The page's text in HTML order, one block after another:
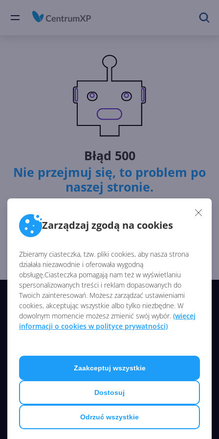
Zarządzaj zgodą na cookies
Zbieramy ciasteczka, tzw. pliki cookies, aby nasza strona
działała niezawodnie i oferowała wygodną
obsługę.Ciasteczka pomagają nam też w wyświetlaniu
spersonalizowanych treści i reklam dopasowanych do
Twoich zainteresowań. Możesz zarządzać ustawieniami
cookies, akceptując wszystkie albo tylko niezbędne. W
dowolnym momencie możesz zmienić swój wybór. (więcej
informacji o cookies w polityce prywatności)
Odrzuć wszystkie
Dostosuj
Zaakceptuj wszystkie
Błąd 500
Nie przejmuj się, to problem po
naszej stronie.
Wróć na stronę główną i zacznij od początku ;)
Strona Główna
© 2026 CentrumXP/Onex Group
Wszelkie prawa zastrzeżone
Kariera
OBSERWUJ NAS: